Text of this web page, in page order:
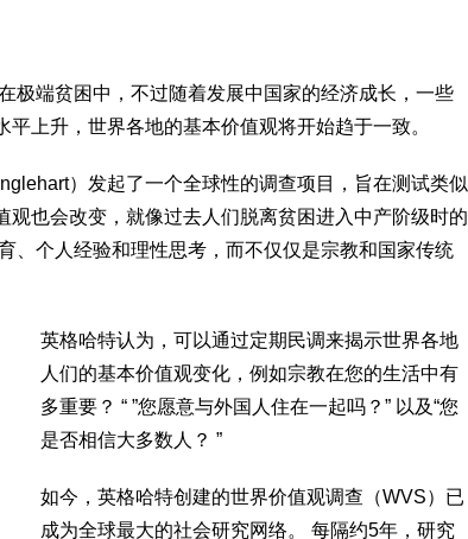
极端贫困中，不过随着发展中国家的经济成长，一些
上升，世界各地的基本价值观将开始趋于一致。
）发起了一个全球性的调查项目，旨在测试类似
观也会改变，就像过去人们脱离贫困进入中产阶级时的
、个人经验和理性思考，而不仅仅是宗教和国家传统
英格哈特认为，可以通过定期民调来揭示世界各地
人们的基本价值观变化，例如宗教在您的生活中有
多重要？ “ ”您愿意与外国人住在一起吗？” 以及“您
是否相信大多数人？ ”
如今，英格哈特创建的世界价值观调查（WVS）已
成为全球最大的社会研究网络。 每隔约5年，研究